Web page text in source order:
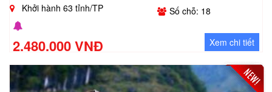
Khởi hành 63 tỉnh/TP
Số chỗ: 18
2.480.000 VNĐ Xem chi tiết